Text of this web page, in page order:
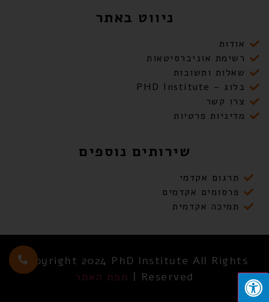
ניווט באתר
אודות
רשימת אוניברסיטאות
שאלות ותשובות
בלוג – PHD Institute
צרו קשר
מדיניות פרטיות
שירותים נוספים
תרגום אקדמי
פרסומים אקדמים
תמיכה אקדמית
Copyright 2024 PhD Institute All Rights
Reserved |
מפת האתר